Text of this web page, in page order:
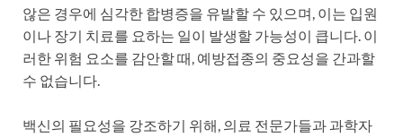
않은 경우에 심각한 합병증을 유발할 수 있으며, 이는 입원
이나 장기 치료를 요하는 일이 발생할 가능성이 큽니다. 이
러한 위험 요소를 감안할 때, 예방접종의 중요성을 간과할
수 없습니다.
백신의 필요성을 강조하기 위해, 의료 전문가들과 과학자